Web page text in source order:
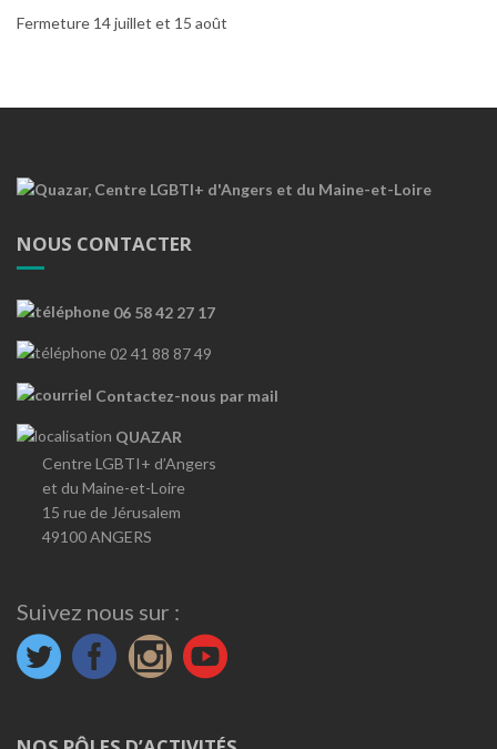
Fermeture 14 juillet et 15 août
NOUS CONTACTER
06 58 42 27 17
02 41 88 87 49
Contactez-nous par mail
QUAZAR
Centre LGBTI+ d’Angers
et du Maine-et-Loire
15 rue de Jérusalem
49100 ANGERS
Suivez nous sur :